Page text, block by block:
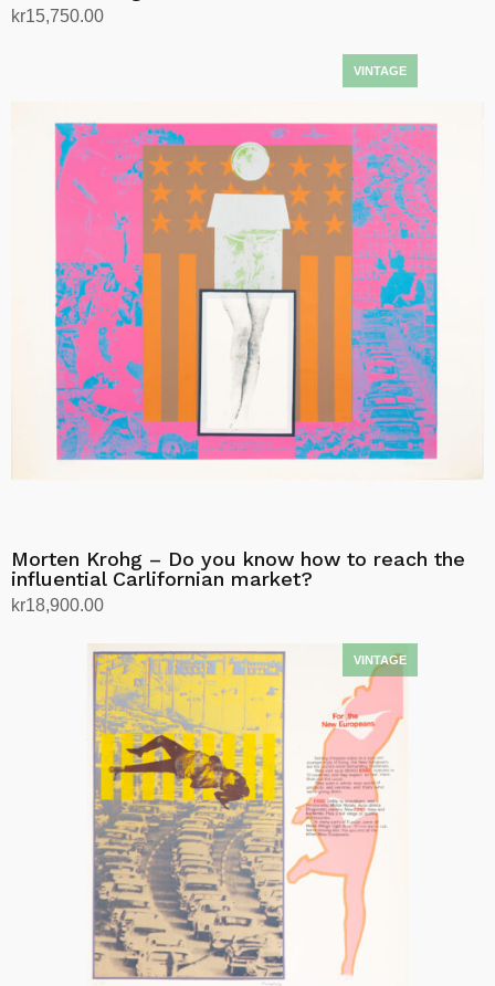
kr15,750.00
Morten Krohg – Do you know how to reach the
influential Carlifornian market?
kr18,900.00